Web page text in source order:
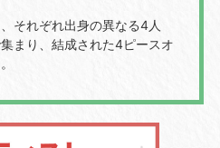
それぞれ出身の異なる4人
まり、結成された4ピースオ